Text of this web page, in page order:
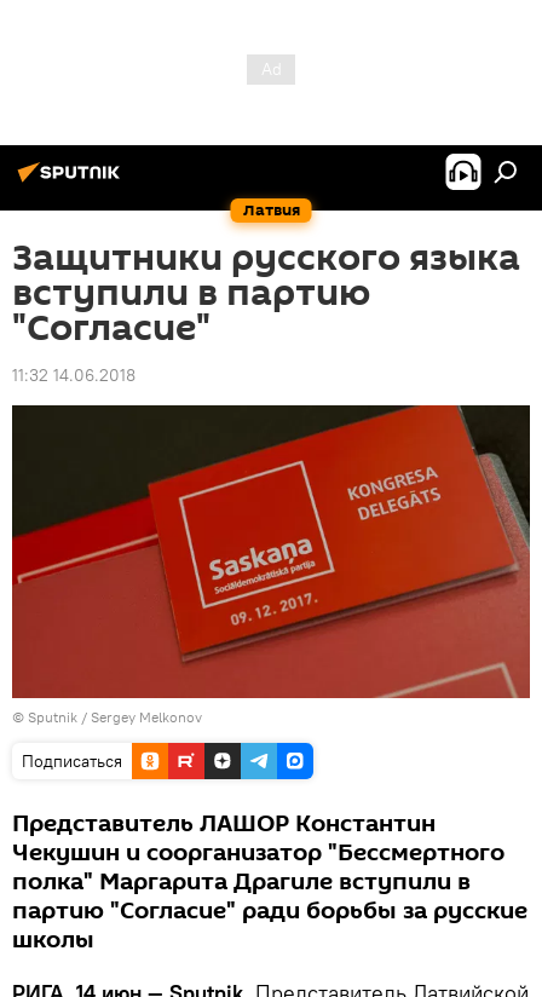
Латвия
Защитники русского языка
вступили в партию
"Согласие"
11:32 14.06.2018
© Sputnik / Sergey Melkonov
Подписаться
Представитель ЛАШОР Константин
Чекушин и соорганизатор "Бессмертного
полка" Маргарита Драгиле вступили в
партию "Согласие" ради борьбы за русские
школы